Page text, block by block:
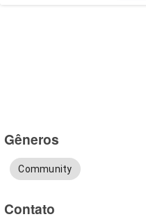
Gêneros
Community
Contato